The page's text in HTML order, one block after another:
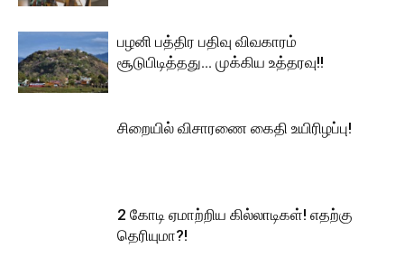
பழனி பத்திர பதிவு விவகாரம்
சூடுபிடித்தது… முக்கிய உத்தரவு!!
சிறையில் விசாரணை கைதி உயிரிழப்பு!
2 கோடி ஏமாற்றிய கில்லாடிகள்! எதற்கு
தெரியுமா?!